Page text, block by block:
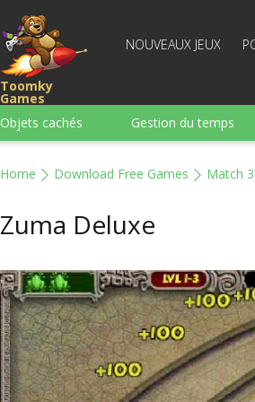
Toomky
Games
NOUVEAUX JEUX
Objets cachés Gestion du temps
Home Download Free Games Match 3
Zuma Deluxe